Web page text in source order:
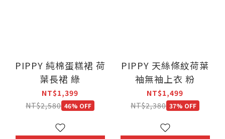
PIPPY 純棉蛋糕裙 荷
葉長裙 綠
NT$1,399
NT$2,580 46% OFF
PIPPY 天絲條紋荷葉
袖無袖上衣 粉
NT$1,499
NT$2,380 37% OFF